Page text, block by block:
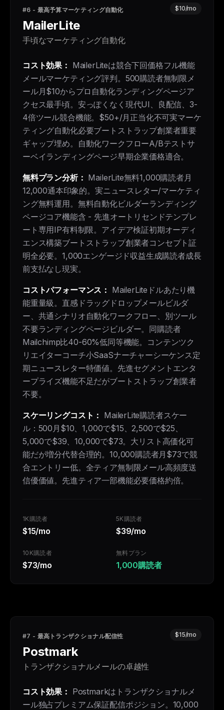
#6 - 最高予算マーケティング自動化
MailerLite
手頃なマーケティング自動化
$10/mo
コスト効果： MailerLiteは競合下回価格フル機能
メールマーケティング評判。500購読者無制限メ
ール月$10からプロ自動化ランディングページア
クセス最手頃。安っぽくなく現代UI、良配信、3-
4倍ツール競合機能。$50+/月正当化不可実マーケ
ティング自動化必要ブートストラップ創業者重要
ギャップ埋め。自動化ワークフローA/Bテストサ
ーベイランディングページ早期企業価格適合。
無料プラン分析： MailerLite無料1,000購読者月
12,000通本印象的。実ニュースレター/マーケティ
ング無料運用。無料自動化ビルダーランディング
ページコア機能含 - 先進オートリセンドテンプレ
ート専用IP有料制限。アイデア検証初期オーディ
エンス構築ブートストラップ創業者コンセプト証
明全必要。1,000エンゲージド収益生成購読者成長
前支払なし現実。
コストパフォーマンス： MailerLiteドルあたり機
能重量級。直感ドラッグドロップメールビルダ
ー、共通シナリオ自動化ワークフロー、別ツール
不要ランディングページビルダー。同購読者
Mailchimp比40-60%低同等機能。コンテンツク
リエイターコーチ小SaaSナーチャーシーケンス定
期ニュースレター特価値。先進セグメントエンタ
ープライズ機能不足だがブートストラップ創業者
不要。
スケーリングコスト： MailerLite購読者スケー
ル：500月$10、1,000で$15、2,500で$25、
5,000で$39、10,000で$73。大リスト高価化可
能だが増分代替合理的。10,000購読者月$73で競
合エントリー低。全ティア無制限メール高頻度送
信優価値。先進ティア一部機能必要価格約倍。
1K購読者
$15/mo
5K購読者
$39/mo
10K購読者
$73/mo
無料プラン
1,000購読者
#7 - 最高トランザクショナル配信性
Postmark
トランザクショナルメールの卓越性
$15/mo
コスト効果： Postmarkはトランザクショナルメ
ール独占プレミアム保証配信ポジション。10,000